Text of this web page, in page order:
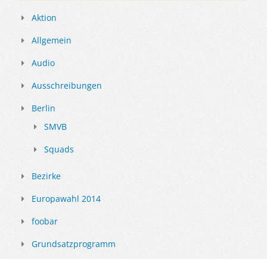
Aktion
Allgemein
Audio
Ausschreibungen
Berlin
SMVB
Squads
Bezirke
Europawahl 2014
foobar
Grundsatzprogramm